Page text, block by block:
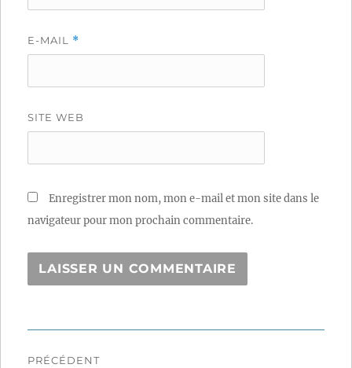
E-MAIL *
SITE WEB
Enregistrer mon nom, mon e-mail et mon site dans le
navigateur pour mon prochain commentaire.
PRÉCÉDENT